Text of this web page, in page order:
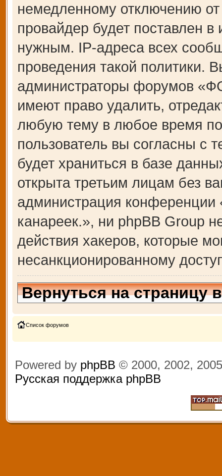
немедленному отключению
провайдер будет поставлен
нужным. IP-адреса всех
проведения такой политики.
администраторы форумов
имеют право удалить,
любую тему в любое время
пользователь вы согласны с
будет храниться в базе
открыта третьим лицам без
администрация
канареек.», ни phpBB Group
действия хакеров, которые
несанкционированному
Вернуться на страницу
Список форумов
Powered by phpBB © 2000, 2002,
Русская поддержка phpBB